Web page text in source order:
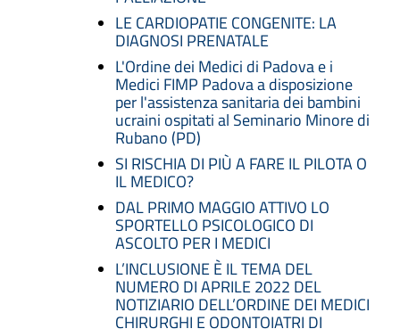
LE CARDIOPATIE CONGENITE: LA
DIAGNOSI PRENATALE
L'Ordine dei Medici di Padova e i
Medici FIMP Padova a disposizione
per l'assistenza sanitaria dei bambini
ucraini ospitati al Seminario Minore di
Rubano (PD)
SI RISCHIA DI PIÙ A FARE IL PILOTA O
IL MEDICO?
DAL PRIMO MAGGIO ATTIVO LO
SPORTELLO PSICOLOGICO DI
ASCOLTO PER I MEDICI
L’INCLUSIONE È IL TEMA DEL
NUMERO DI APRILE 2022 DEL
NOTIZIARIO DELL’ORDINE DEI MEDICI
CHIRURGHI E ODONTOIATRI DI